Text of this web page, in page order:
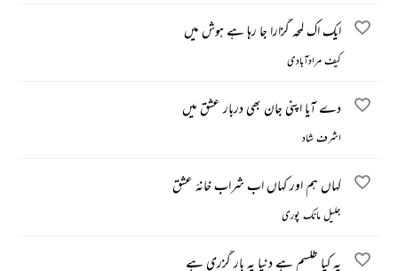
ایک اک لمحہ گزارا جا رہا ہے ہوش میں
کیف مرادآبادی
دے آیا اپنی جان بھی دربار عشق میں
اشرف شاد
کہاں ہم اور کہاں اب شراب خانۂ عشق
جلیل مانک پوری
یہ کیا طلسم ہے دنیا پہ بار گزری ہے